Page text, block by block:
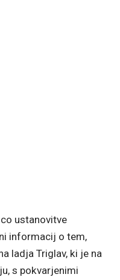
ustanovitve
informacij o tem,
ladja Triglav, ki je na
s pokvarjenimi